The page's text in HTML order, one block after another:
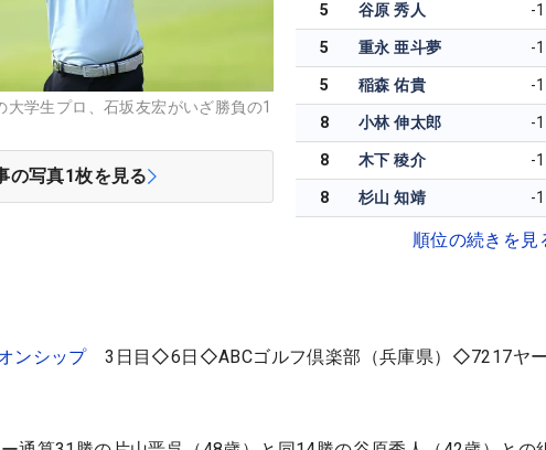
学生プロ、石坂友宏がいざ勝負の1
の写真1枚を見る
5 谷原 秀人 -
5 重永 亜斗夢 -
5 稲森 佑貴 -
8 小林 伸太郎 -
8 木下 稜介 -
8 杉山 知靖 -
順位の続きを見
ンシップ3日目◇6日◇ABCゴルフ倶楽部（兵庫県）◇7217ヤー